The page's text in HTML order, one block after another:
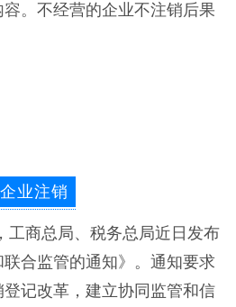
容。不经营的企业不注销后果
企业注销
工商总局、税务总局近日发布
联合监管的通知》。通知要求
记改革，建立协同监管和信